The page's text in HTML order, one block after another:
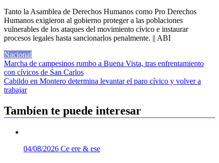
Tanto la Asamblea de Derechos Humanos como Pro Derechos
Humanos exigieron al gobierno proteger a las poblaciones
vulnerables de los ataques del movimiento cívico e instaurar
procesos legales hasta sancionarlos penalmente. || ABI
Nacional
Navegación
de
entradas
Marcha de campesinos rumbo a Buena Vista, tras enfrentamiento
con cívicos de San Carlos
Cabildo en Montero determina levantar el paro cívico y volver a
trabajar
Tambíen te puede interesar
04/08/2026 Ce ere & ese